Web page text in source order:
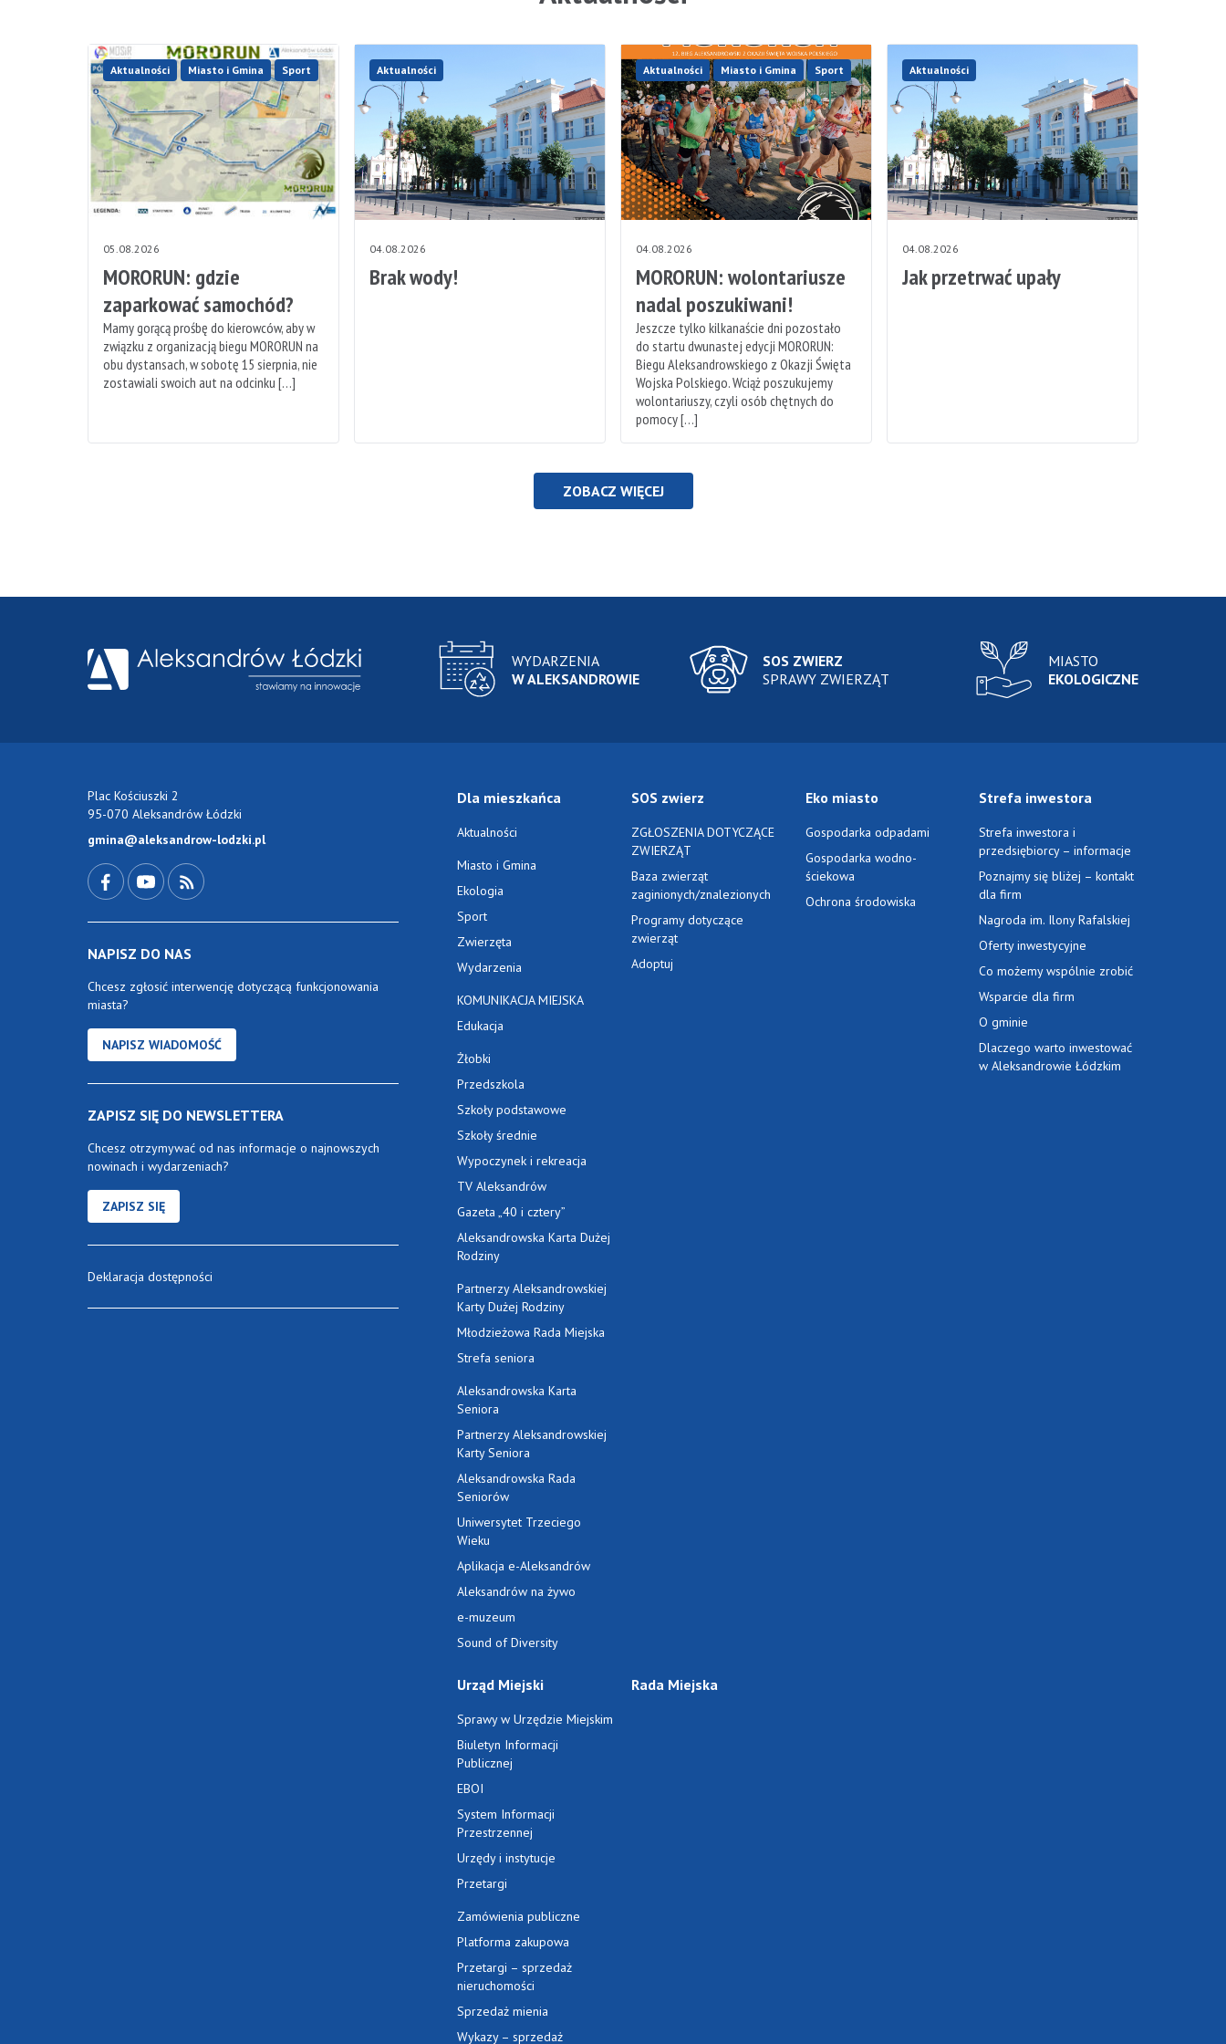
Aktualności Miasto i Gmina Sport
05.08.2026
MORORUN: gdzie
zaparkować samochód?
Mamy gorącą prośbę do kierowców, aby w
związku z organizacją biegu MORORUN na
obu dystansach, w sobotę 15 sierpnia, nie
zostawiali swoich aut na odcinku […]
Aktualności
04.08.2026
Brak wody!
Aktualności Miasto i Gmina Sport
04.08.2026
MORORUN: wolontariusze
nadal poszukiwani!
Jeszcze tylko kilkanaście dni pozostało
do startu dwunastej edycji MORORUN:
Biegu Aleksandrowskiego z Okazji Święta
Wojska Polskiego. Wciąż poszukujemy
wolontariuszy, czyli osób chętnych do
pomocy […]
Aktualności
04.08.2026
Jak przetrwać upały
ZOBACZ WIĘCEJ
WYDARZENIA
W ALEKSANDROWIE
SOS ZWIERZ
SPRAWY ZWIERZĄT
MIASTO
EKOLOGICZNE
Plac Kościuszki 2
95-070 Aleksandrów Łódzki
gmina@aleksandrow-lodzki.pl
NAPISZ DO NAS
Chcesz zgłosić interwencję dotyczącą funkcjonowania
miasta?
NAPISZ WIADOMOŚĆ
ZAPISZ SIĘ DO NEWSLETTERA
Chcesz otrzymywać od nas informacje o najnowszych
nowinach i wydarzeniach?
ZAPISZ SIĘ
Deklaracja dostępności
Dla mieszkańca
Aktualności
Miasto i Gmina
Ekologia
Sport
Zwierzęta
Wydarzenia
KOMUNIKACJA MIEJSKA
Edukacja
Żłobki
Przedszkola
Szkoły podstawowe
Szkoły średnie
Wypoczynek i rekreacja
TV Aleksandrów
Gazeta „40 i cztery”
Aleksandrowska Karta Dużej
Rodziny
Partnerzy Aleksandrowskiej
Karty Dużej Rodziny
Młodzieżowa Rada Miejska
Strefa seniora
Aleksandrowska Karta
Seniora
Partnerzy Aleksandrowskiej
Karty Seniora
Aleksandrowska Rada
Seniorów
Uniwersytet Trzeciego
Wieku
Aplikacja e-Aleksandrów
Aleksandrów na żywo
e-muzeum
Sound of Diversity
SOS zwierz
ZGŁOSZENIA DOTYCZĄCE
ZWIERZĄT
Baza zwierząt
zaginionych/znalezionych
Programy dotyczące
zwierząt
Adoptuj
Eko miasto
Gospodarka odpadami
Gospodarka wodno-
ściekowa
Ochrona środowiska
Strefa inwestora
Strefa inwestora i
przedsiębiorcy – informacje
Poznajmy się bliżej – kontakt
dla firm
Nagroda im. Ilony Rafalskiej
Oferty inwestycyjne
Co możemy wspólnie zrobić
Wsparcie dla firm
O gminie
Dlaczego warto inwestować
w Aleksandrowie Łódzkim
Urząd Miejski
Sprawy w Urzędzie Miejskim
Biuletyn Informacji
Publicznej
EBOI
System Informacji
Przestrzennej
Urzędy i instytucje
Przetargi
Zamówienia publiczne
Platforma zakupowa
Przetargi – sprzedaż
nieruchomości
Sprzedaż mienia
Wykazy – sprzedaż
Rada Miejska